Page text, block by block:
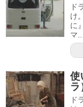
ド
け
に
マ...
使
ラ
ド